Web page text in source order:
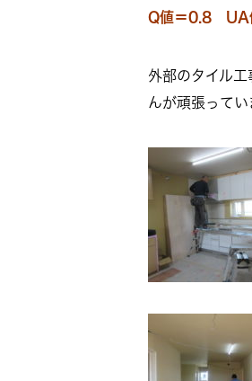
Q値＝0.8 UA
外部のタイル
んが頑張ってい